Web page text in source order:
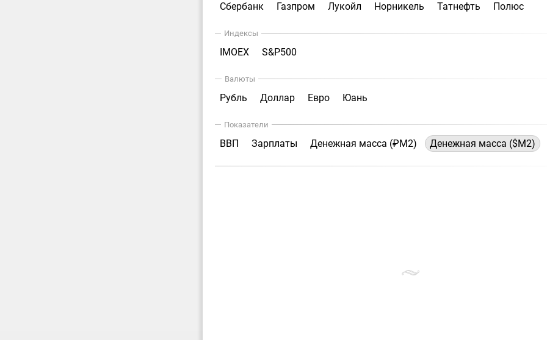
Сбербанк Газпром Лукойл Норникель Татнефть Полюс
Индексы
IMOEX S&P500
Валюты
Рубль Доллар Евро Юань
Показатели
ВВП Зарплаты Денежная масса (₽М2) Денежная масса ($М2)